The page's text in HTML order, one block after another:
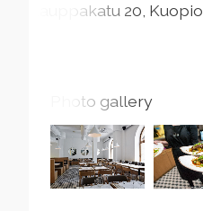
Kauppakatu 20 Kuopio
Photo gallery